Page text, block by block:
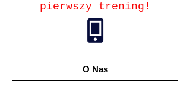
pierwszy trening!
O Nas